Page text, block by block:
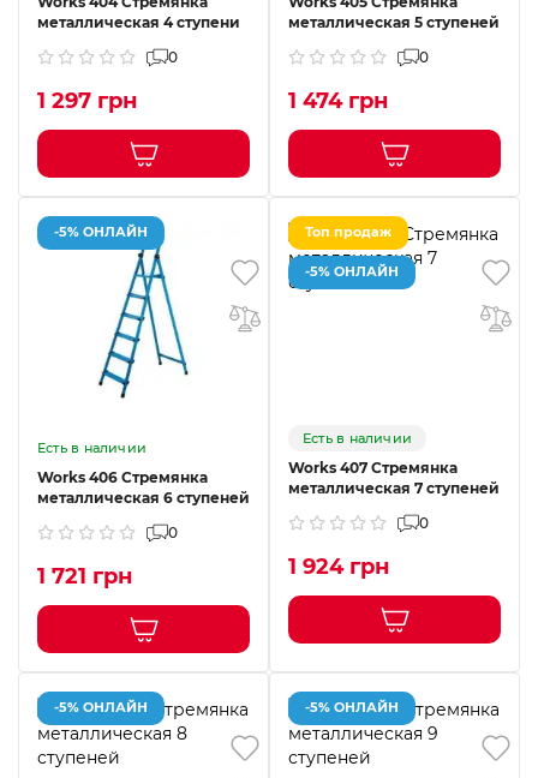
металлическая 4 ступени
0
1 297 грн
металлическая 5 ступеней
0
1 474 грн
-5% ОНЛАЙН
Есть в наличии
Works 406 Стремянка
металлическая 6 ступеней
0
1 721 грн
Топ продаж
-5% ОНЛАЙН
Есть в наличии
Works 407 Стремянка
металлическая 7 ступеней
0
1 924 грн
-5% ОНЛАЙН -5% ОНЛАЙН